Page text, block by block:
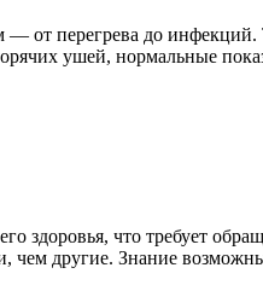
— от перегрева до
ушей, нормальные
здоровья, что требует
чем другие. Знание